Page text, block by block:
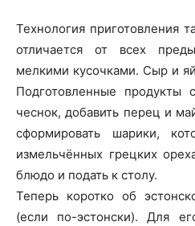
Технология приготовления
отличается от всех
мелкими кусочками. Сыр и
Подготовленные продукты
чеснок, добавить перец и
сформировать шарики,
измельчённых грецких
блюдо и подать к столу.
Теперь коротко об
(если по-эстонски). Для